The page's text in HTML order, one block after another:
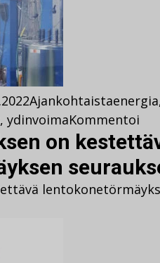
Ajankohtaistaenergia
, ydinvoimaKommentoi
on